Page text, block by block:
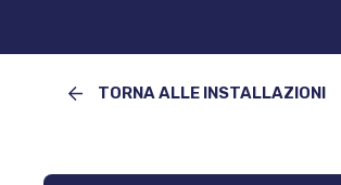
TORNA ALLE INSTALLAZIONI